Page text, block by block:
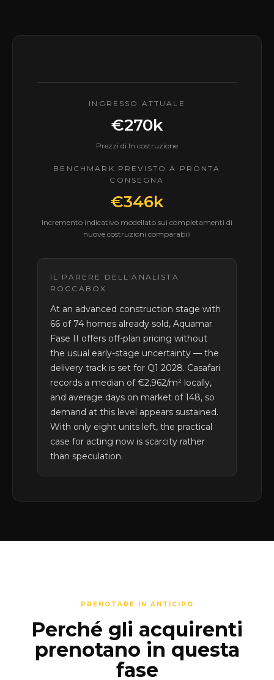
INGRESSO ATTUALE
€270k
Prezzi di In costruzione
BENCHMARK PREVISTO A PRONTA
CONSEGNA
€346k
Incremento indicativo modellato sui completamenti di
nuove costruzioni comparabili
IL PARERE DELL'ANALISTA
ROCCABOX
At an advanced construction stage with
66 of 74 homes already sold, Aquamar
Fase II offers off-plan pricing without
the usual early-stage uncertainty — the
delivery track is set for Q1 2028. Casafari
records a median of €2,962/m² locally,
and average days on market of 148, so
demand at this level appears sustained.
With only eight units left, the practical
case for acting now is scarcity rather
than speculation.
PRENOTARE IN ANTICIPO
Perché gli acquirenti
prenotano in questa
fase